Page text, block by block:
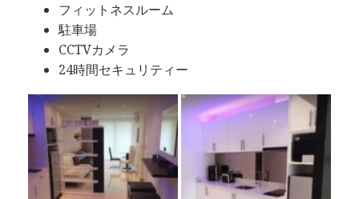
フィットネスルーム
駐車場
CCTVカメラ
24時間セキュリティー